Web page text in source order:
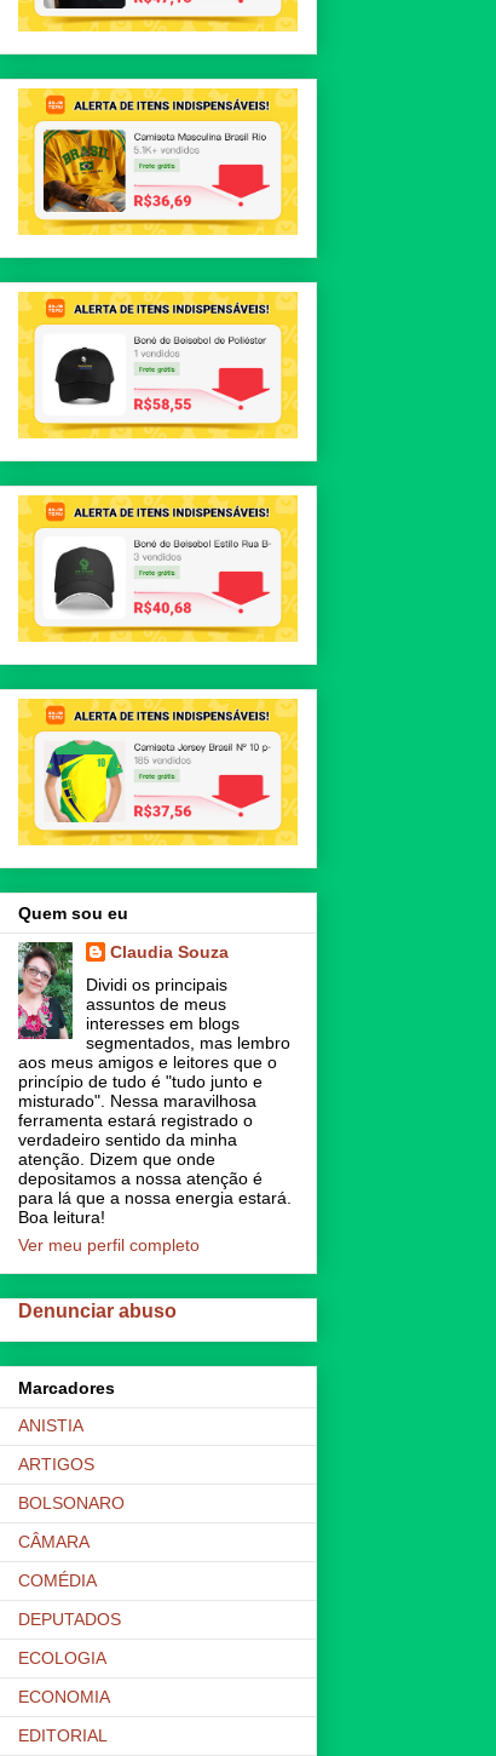
Quem sou eu
Claudia Souza
Dividi os principais
assuntos de meus
interesses em blogs
segmentados, mas lembro
aos meus amigos e leitores que o
princípio de tudo é "tudo junto e
misturado". Nessa maravilhosa
ferramenta estará registrado o
verdadeiro sentido da minha
atenção. Dizem que onde
depositamos a nossa atenção é
para lá que a nossa energia estará.
Boa leitura!
Ver meu perfil completo
Denunciar abuso
Marcadores
ANISTIA
ARTIGOS
BOLSONARO
CÂMARA
COMÉDIA
DEPUTADOS
ECOLOGIA
ECONOMIA
EDITORIAL